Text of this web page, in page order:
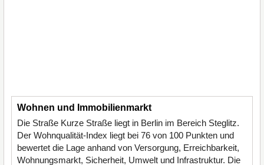
Wohnen und Immobilienmarkt
Die Straße Kurze Straße liegt in Berlin im Bereich Steglitz.
Der Wohnqualität-Index liegt bei 76 von 100 Punkten und
bewertet die Lage anhand von Versorgung, Erreichbarkeit,
Wohnungsmarkt, Sicherheit, Umwelt und Infrastruktur. Die